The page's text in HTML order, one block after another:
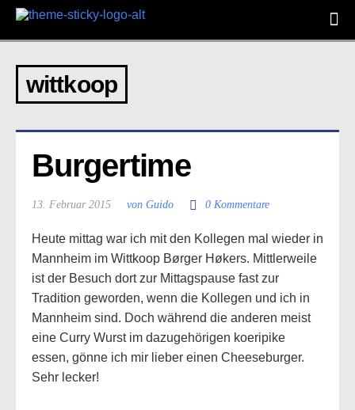
wittkoop
Burgertime
13. Februar 2015 von Guido 0 Kommentare
Heute mittag war ich mit den Kollegen mal wieder in
Mannheim im Wittkoop Børger Høkers. Mittlerweile
ist der Besuch dort zur Mittagspause fast zur
Tradition geworden, wenn die Kollegen und ich in
Mannheim sind. Doch während die anderen meist
eine Curry Wurst im dazugehörigen koeripike
essen, gönne ich mir lieber einen Cheeseburger.
Sehr lecker!